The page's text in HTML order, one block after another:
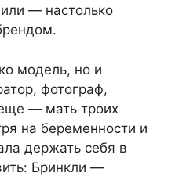
— настолько
модель, но и
фотограф,
— мать троих
на беременности и
держать себя в
Бринкли —